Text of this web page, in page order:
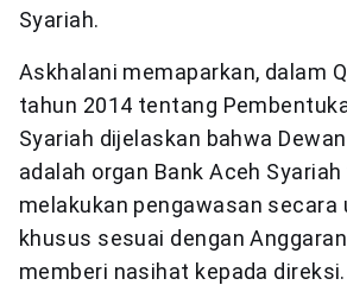
Syariah.
Askhalani memaparkan, dalam
tahun 2014 tentang
Syariah dijelaskan bahwa
adalah organ Bank Aceh
melakukan pengawasan secara
khusus sesuai dengan
memberi nasihat kepada direksi.